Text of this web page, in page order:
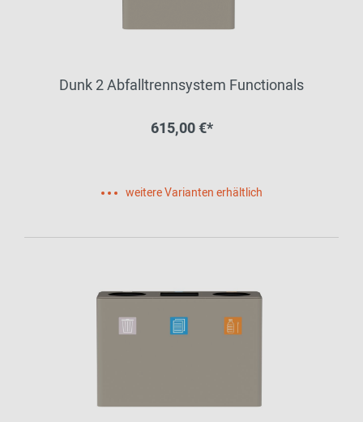
Dunk 2 Abfalltrennsystem Functionals
615,00 €*
weitere Varianten erhältlich